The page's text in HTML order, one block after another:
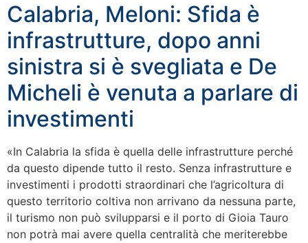
Calabria, Meloni: Sfida è
infrastrutture, dopo anni
sinistra si è svegliata e De
Micheli è venuta a parlare di
investimenti
«In Calabria la sfida è quella delle infrastrutture perché
da questo dipende tutto il resto. Senza infrastrutture e
investimenti i prodotti straordinari che l’agricoltura di
questo territorio coltiva non arrivano da nessuna parte,
il turismo non può svilupparsi e il porto di Gioia Tauro
non potrà mai avere quella centralità che meriterebbe